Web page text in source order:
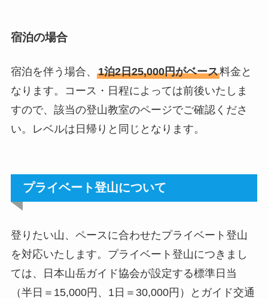
宿泊の場合
宿泊を伴う場合、 1泊2日25,000円がベース料金と
なります。コース・日程によっては前後いたしま
すので、該当の登山教室のページでご確認くださ
い。レベルは日帰りと同じとなります。
プライベート登山について
登りたい山、ペースに合わせたプライベート登山
を対応いたします。プライベート登山につきまし
ては、日本山岳ガイド協会が設定する標準日当
（半日＝15,000円、1日＝30,000円）とガイド交通